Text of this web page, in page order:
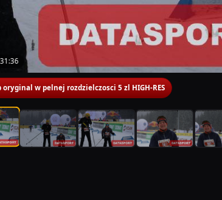
oryginal w pelnej rozdzielczosci 5 zl HIGH-RES